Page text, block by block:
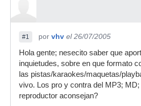
#1 por vhv el 26/07/2005
Hola gente; nesecito saber que
inquietudes, sobre en que formato
las pistas/karaokes/maquetas/
vivo. Los pro y contra del MP3;
reproductor aconsejan?